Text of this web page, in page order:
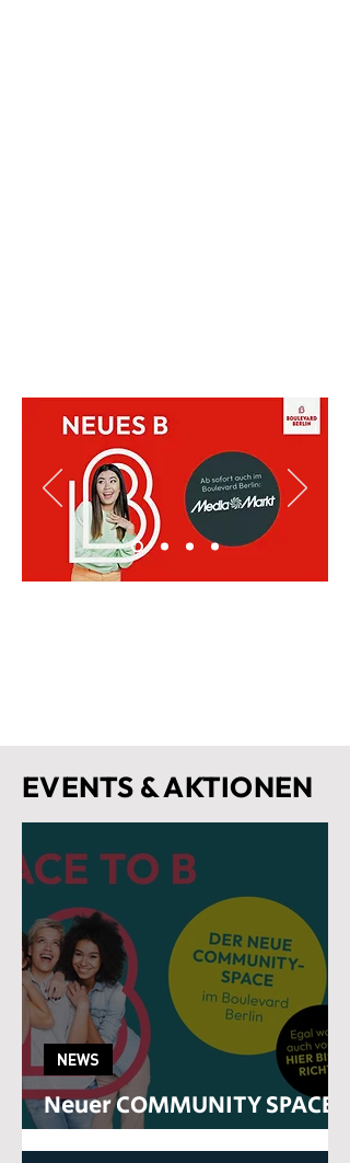
EVENTS & AKTIONEN
Neuer COMMUNITY SPACE
im Boulevard Berlin öffnet
NEWS